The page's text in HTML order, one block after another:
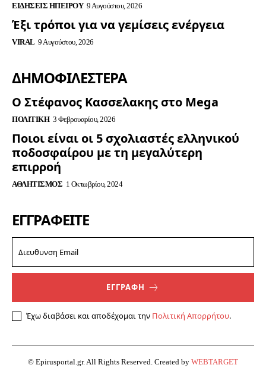
ΕΙΔΉΣΕΙΣ ΗΠΕΊΡΟΥ 9 Αυγούστου, 2026
Έξι τρόποι για να γεμίσεις ενέργεια
VIRAL 9 Αυγούστου, 2026
ΔΗΜΟΦΙΛΈΣΤΕΡΑ
Ο Στέφανος Κασσελακης στο Mega
ΠΟΛΙΤΙΚΉ 3 Φεβρουαρίου, 2026
Ποιοι είναι οι 5 σχολιαστές ελληνικού
ποδοσφαίρου με τη μεγαλύτερη
επιρροή
ΑΘΛΗΤΙΣΜΌΣ 1 Οκτωβρίου, 2024
ΕΓΓΡΑΦΕΊΤΕ
ΕΓΓΡΑΦΗ
Έχω διαβάσει και αποδέχομαι την Πολιτική Απορρήτου.
© Epirusportal.gr. All Rights Reserved. Created by WEBTARGET